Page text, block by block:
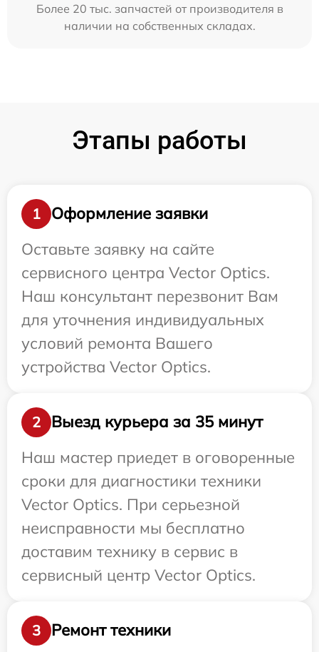
Более 20 тыс. запчастей от производителя в
наличии на собственных складах.
Этапы работы
1
Оформление заявки
Оставьте заявку на сайте
сервисного центра Vector Optics.
Наш консультант перезвонит Вам
для уточнения индивидуальных
условий ремонта Вашего
устройства Vector Optics.
2
Выезд курьера за 35 минут
Наш мастер приедет в оговоренные
сроки для диагностики техники
Vector Optics. При серьезной
неисправности мы бесплатно
доставим технику в сервис в
сервисный центр Vector Optics.
3 Ремонт техники